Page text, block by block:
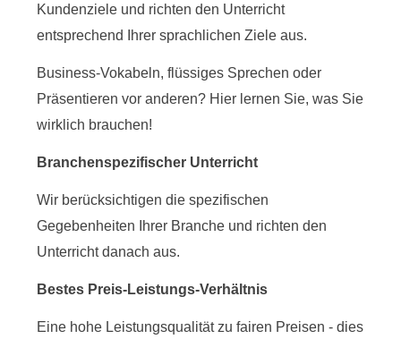
Kundenziele und richten den Unterricht
entsprechend Ihrer sprachlichen Ziele aus.
Business-Vokabeln, flüssiges Sprechen oder
Präsentieren vor anderen? Hier lernen Sie, was Sie
wirklich brauchen!
Branchenspezifischer Unterricht
Wir berücksichtigen die spezifischen
Gegebenheiten Ihrer Branche und richten den
Unterricht danach aus.
Bestes Preis-Leistungs-Verhältnis
Eine hohe Leistungsqualität zu fairen Preisen - dies